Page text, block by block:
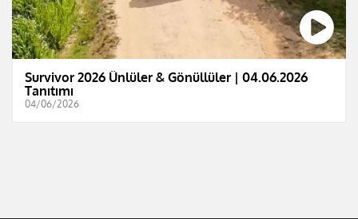
Survivor 2026 Ünlüler & Gönüllüler | 04.06.2026
Tanıtımı
04/06/2026